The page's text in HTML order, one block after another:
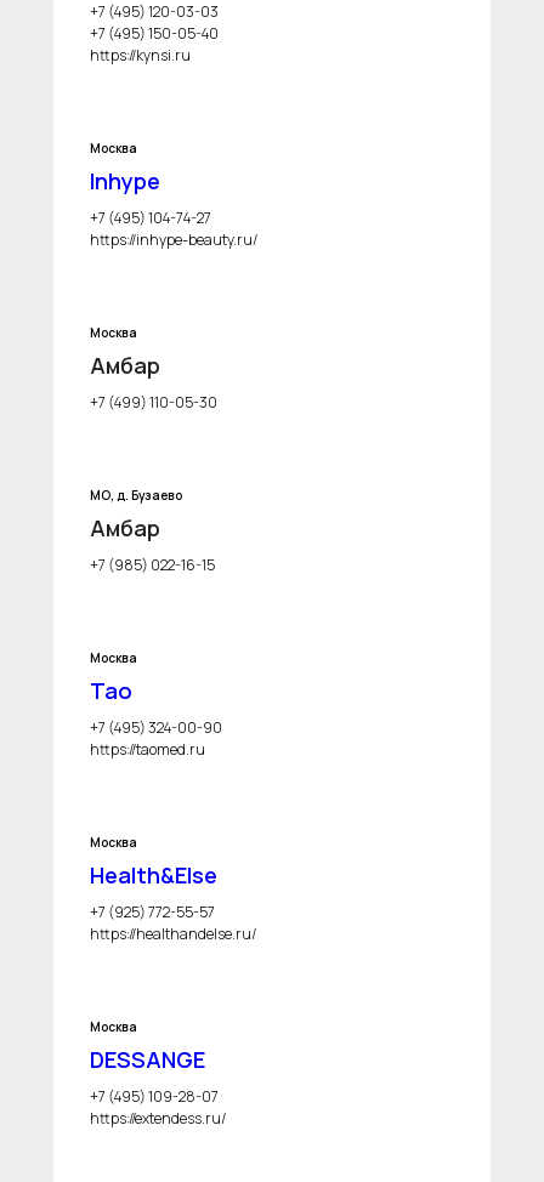
+7 (495) 120-03-03
+7 (495) 150-05-40
https://kynsi.ru
Москва
Inhype
+7 (495) 104-74-27
https://inhype-beauty.ru/
Москва
Амбар
+7 (499) 110-05-30
МО, д. Бузаево
Амбар
+7 (985) 022-16-15
Москва
Тао
+7 (495) 324-00-90
https://taomed.ru
Москва
Health&Else
+7 (925) 772-55-57
https://healthandelse.ru/
Москва
DESSANGE
+7 (495) 109-28-07
https://extendess.ru/